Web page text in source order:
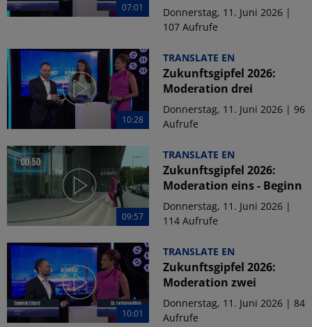
07:01
Donnerstag, 11. Juni 2026 |
107 Aufrufe
10:28
TRANSLATE EN
Zukunftsgipfel 2026:
Moderation drei
Donnerstag, 11. Juni 2026 | 96
Aufrufe
09:57
TRANSLATE EN
Zukunftsgipfel 2026:
Moderation eins - Beginn
Donnerstag, 11. Juni 2026 |
114 Aufrufe
10:01
TRANSLATE EN
Zukunftsgipfel 2026:
Moderation zwei
Donnerstag, 11. Juni 2026 | 84
Aufrufe